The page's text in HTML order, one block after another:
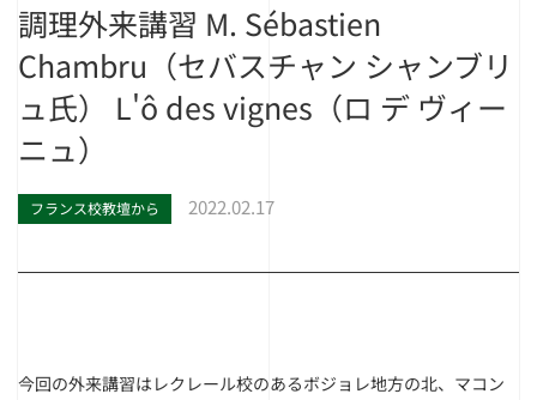
調理外来講習 M. Sébastien
Chambru（セバスチャン シャンブリ
ュ氏） L'ô des vignes（ロ デ ヴィー
ニュ）
フランス校教壇から 2022.02.17
今回の外来講習はレクレール校のあるボジョレ地方の北、マコン